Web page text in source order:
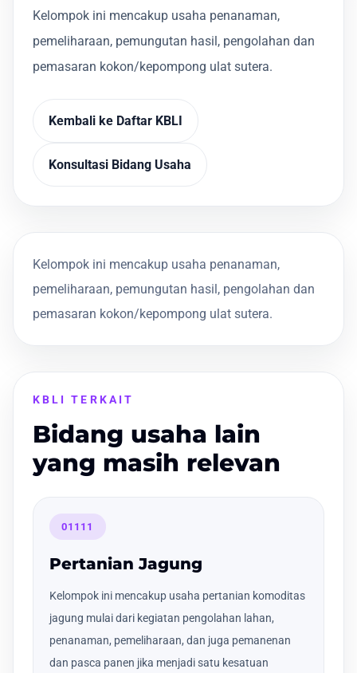
Kelompok ini mencakup usaha penanaman,
pemeliharaan, pemungutan hasil, pengolahan dan
pemasaran kokon/kepompong ulat sutera.
Kembali ke Daftar KBLI
Konsultasi Bidang Usaha
Kelompok ini mencakup usaha penanaman,
pemeliharaan, pemungutan hasil, pengolahan dan
pemasaran kokon/kepompong ulat sutera.
KBLI TERKAIT
Bidang usaha lain
yang masih relevan
01111
Pertanian Jagung
Kelompok ini mencakup usaha pertanian komoditas
jagung mulai dari kegiatan pengolahan lahan,
penanaman, pemeliharaan, dan juga pemanenan
dan pasca panen jika menjadi satu kesatuan